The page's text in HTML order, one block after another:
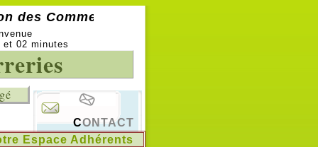
Commerreries -
02 minutes
CONTACT
Espace Adhérents
Espace Adhérents